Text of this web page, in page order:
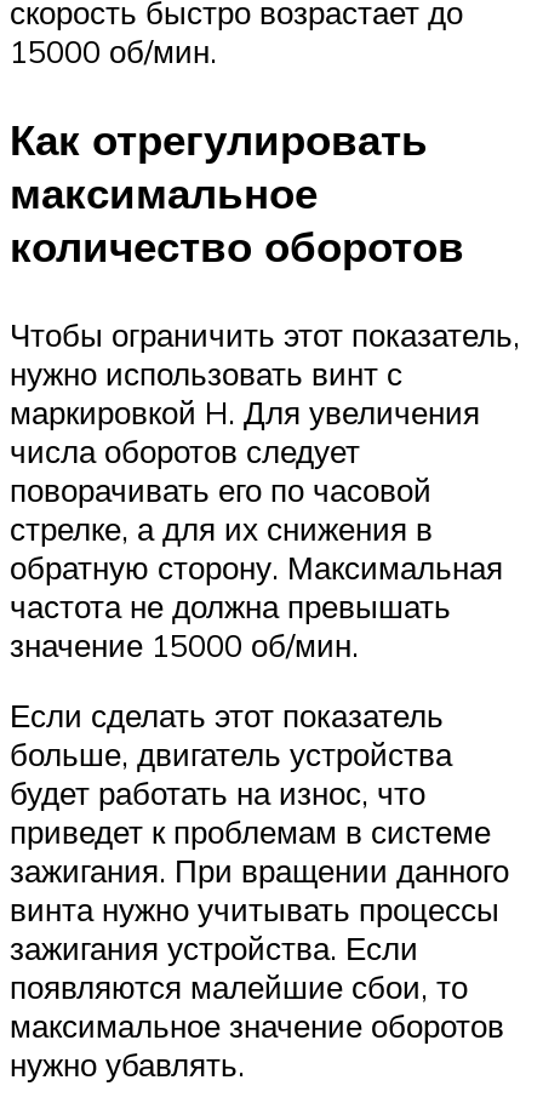
скорость быстро возрастает до
15000 об/мин.
Как отрегулировать
максимальное
количество оборотов
Чтобы ограничить этот показатель,
нужно использовать винт с
маркировкой H. Для увеличения
числа оборотов следует
поворачивать его по часовой
стрелке, а для их снижения в
обратную сторону. Максимальная
частота не должна превышать
значение 15000 об/мин.
Если сделать этот показатель
больше, двигатель устройства
будет работать на износ, что
приведет к проблемам в системе
зажигания. При вращении данного
винта нужно учитывать процессы
зажигания устройства. Если
появляются малейшие сбои, то
максимальное значение оборотов
нужно убавлять.